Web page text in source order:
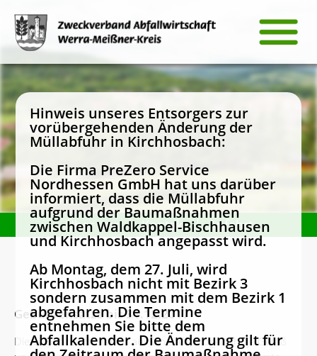
Hinweis unseres Entsorgers zur
vorübergehenden Änderung der
Müllabfuhr in Kirchhosbach:
Die Firma PreZero Service
Nordhessen GmbH hat uns darüber
informiert, dass die Müllabfuhr
aufgrund der Baumaßnahmen
zwischen Waldkappel-Bischhausen
und Kirchhosbach angepasst wird.
Ab Montag, dem 27. Juli, wird
Kirchhosbach nicht mit Bezirk 3
sondern zusammen mit dem Bezirk 1
abgefahren. Die Termine
entnehmen Sie bitte dem
Abfallkalender. Die Änderung gilt für
Über uns Kontakt Anfahrt
Gebührensätze bis 31.12.2017
Die Gebühren bestehen aus einer Grundgebühr je Gefäß